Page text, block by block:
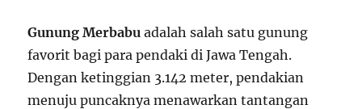
Gunung Merbabu adalah salah satu gunung
favorit bagi para pendaki di Jawa Tengah.
Dengan ketinggian 3.142 meter, pendakian
menuju puncaknya menawarkan tantangan